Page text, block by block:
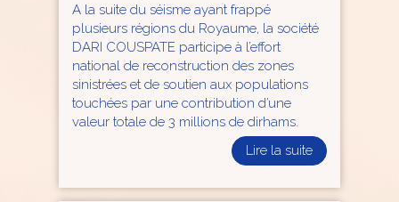
A la suite du séisme ayant frappé
plusieurs régions du Royaume, la société
DARI COUSPATE participe à l’effort
national de reconstruction des zones
sinistrées et de soutien aux populations
touchées par une contribution d’une
valeur totale de 3 millions de dirhams.
Lire la suite